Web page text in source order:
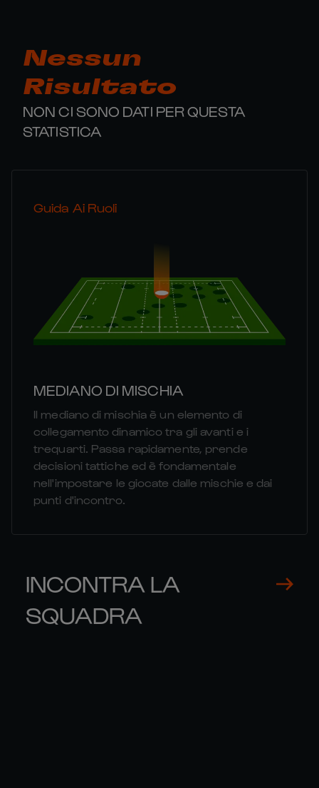
Nessun
Risultato
NON CI SONO DATI PER QUESTA
STATISTICA
Guida Ai Ruoli
MEDIANO DI MISCHIA
Il mediano di mischia è un elemento di
collegamento dinamico tra gli avanti e i
trequarti. Passa rapidamente, prende
decisioni tattiche ed è fondamentale
nell'impostare le giocate dalle mischie e dai
punti d'incontro.
INCONTRA LA
SQUADRA